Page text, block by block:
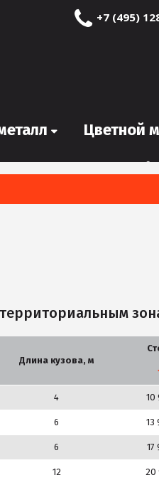
+7 (495)
Цветной
Длина кузова, м
4 10
6 13
6 17
12 20